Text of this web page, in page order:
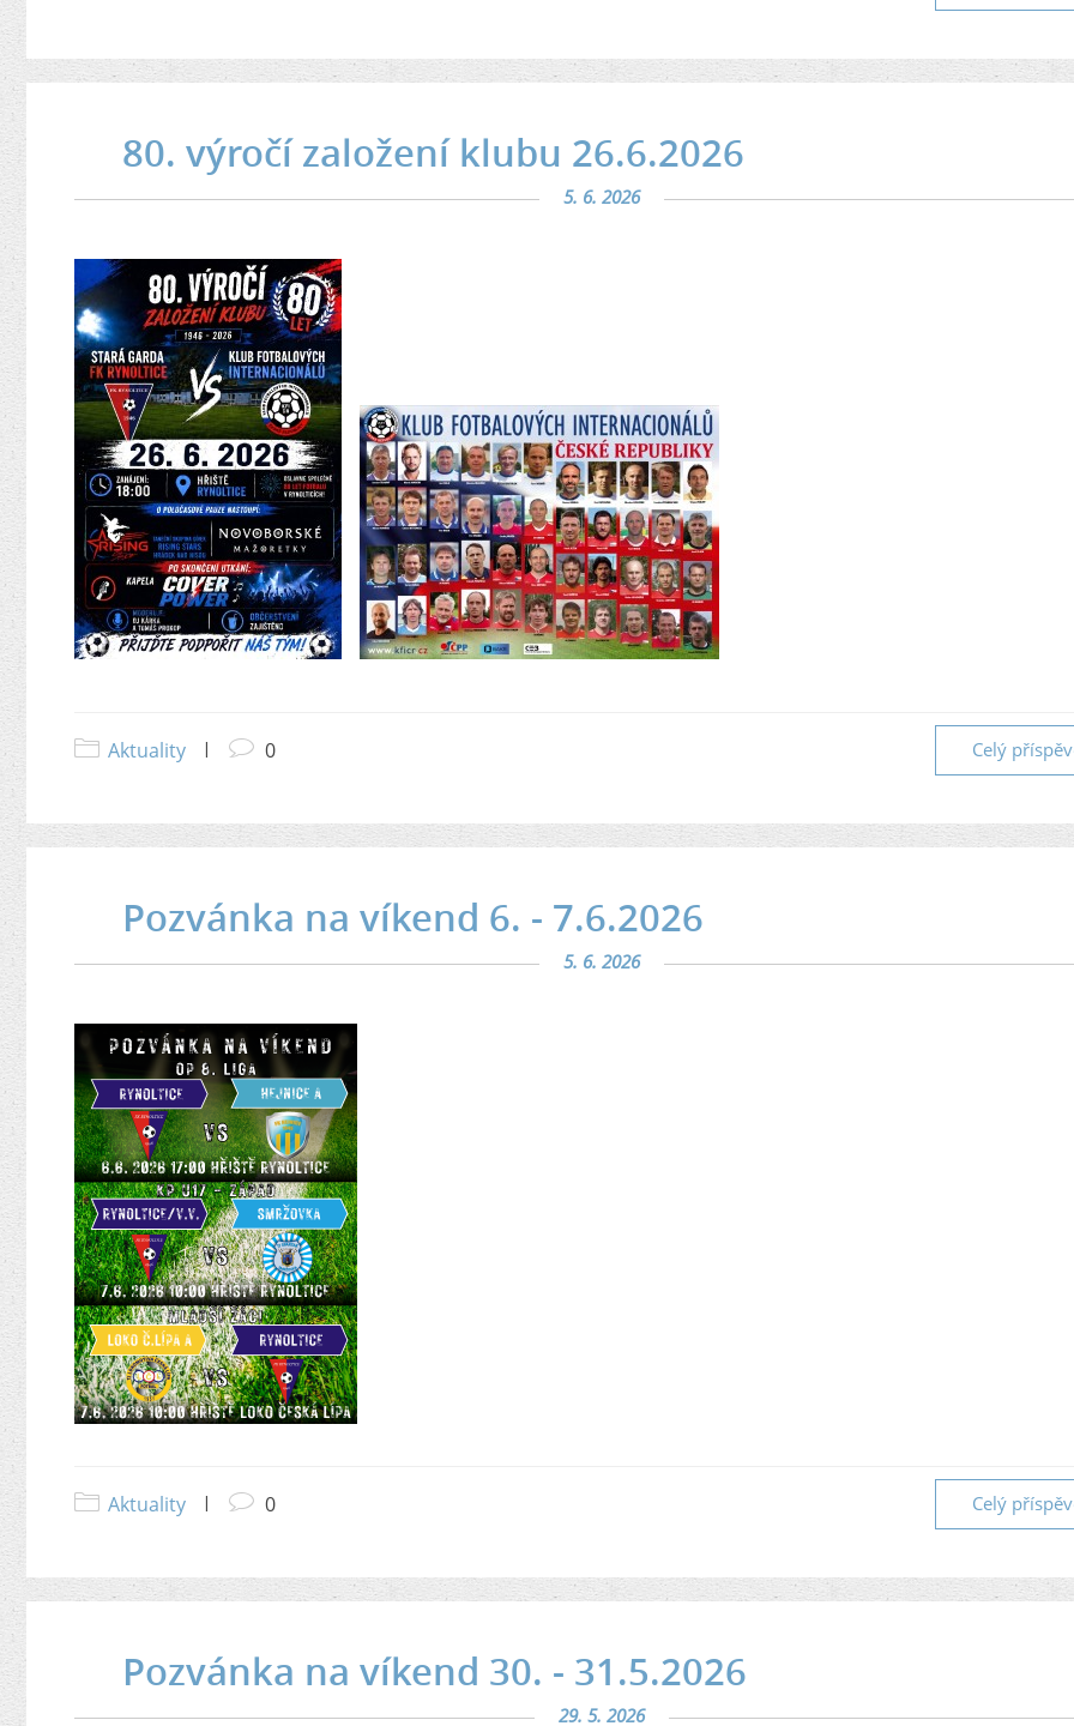
80. výročí založení klubu 26.6.2026
5. 6. 2026
Celý
Aktuality | 0
Pozvánka na víkend 6. - 7.6.2026
5. 6. 2026
Celý
Aktuality | 0
Pozvánka na víkend 30. - 31.5.2026
29. 5. 2026